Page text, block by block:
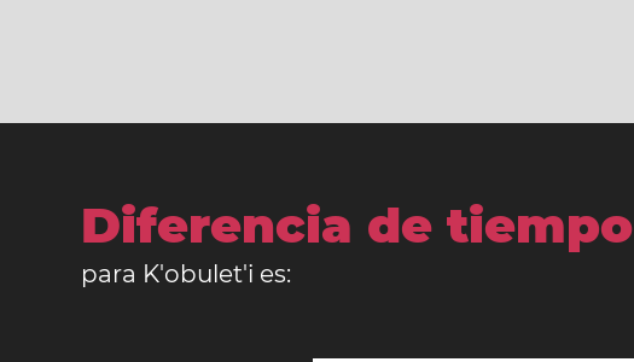
Diferencia de tiempo
para K'obulet'i es: